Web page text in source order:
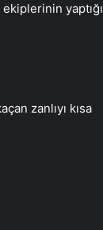
yaptığı
zanlıyı kısa
Sokakta oyun